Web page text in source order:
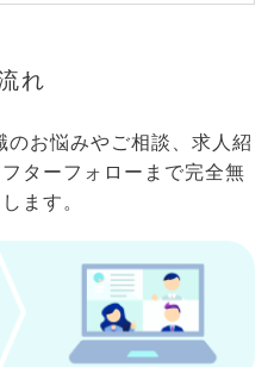
れ
お悩みやご相談、求人紹
ターフォローまで完全無
ます。